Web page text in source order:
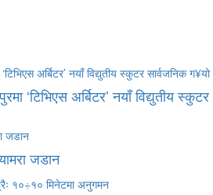
‘टिभिएस अर्बिटर’ नयाँ विद्युतीय स्कुटर
जडान